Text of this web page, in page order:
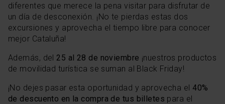
diferentes que merece la pena visitar para disfrutar de
un día de desconexión. ¡No te pierdas estas dos
excursiones y aprovecha el tiempo libre para conocer
mejor Cataluña!
Además, del 25 al 28 de noviembre ¡nuestros productos
de movilidad turística se suman al Black Friday!
¡No dejes pasar esta oportunidad y aprovecha el 40%
de descuento en la compra de tus billetes para el